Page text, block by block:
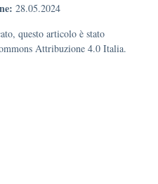
28.05.2024
questo articolo è stato
Attribuzione 4.0 Italia.